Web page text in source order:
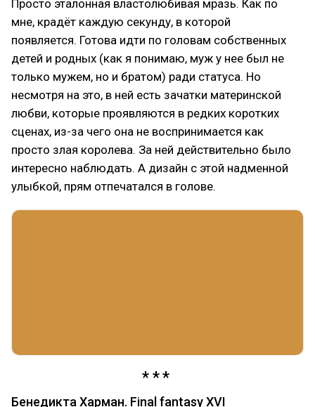
Просто эталонная властолюбивая мразь. Как по
мне, крадёт каждую секунду, в которой
появляется. Готова идти по головам собственных
детей и родных (как я понимаю, муж у нее был не
только мужем, но и братом) ради статуса. Но
несмотря на это, в ней есть зачатки материнской
любви, которые проявляются в редких коротких
сценах, из-за чего она не воспринимается как
просто злая королева. За ней действительно было
интересно наблюдать. А дизайн с этой надменной
улыбкой, прям отпечатался в голове.
Бенедикта Харман. Final fantasy XVI